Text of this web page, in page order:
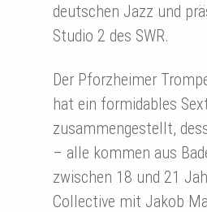
deutschen Jazz und
Studio 2 des SWR.
Der Pforzheimer
hat ein formidables
zusammengestellt,
– alle kommen aus
zwischen 18 und 21
Collective mit Jakob